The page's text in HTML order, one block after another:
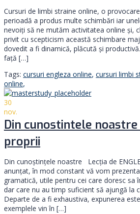
Cursuri de limbi straine online, o
perioadă a produs multe schimbări iar
nevoiți să ne mutăm activitatea online şi,
privit cu scepticism această schimbare
dovedit a fi dinamică, plăcută şi
față […]
Tags: cursuri engleza online, cursuri limbi
online,
30
nov.
Din cunostintele
proprii
Din cunoștințele noastre Lecția de
anunțat, în mod constant vă vom
gramatică, utile pentru cei care doresc sa
dar care nu au timp suficient să ajungă la
Departe de a fi exhaustiva, expunerea
exemplele vin în […]